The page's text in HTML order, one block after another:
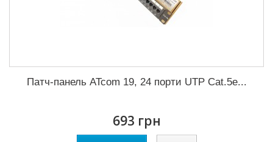
Патч-панель ATcom 19, 24 порти UTP Cat.5e...
693 грн